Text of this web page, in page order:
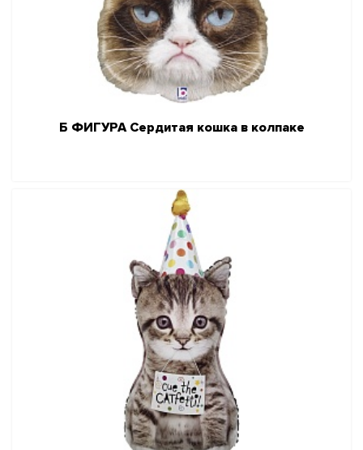
Б ФИГУРА Сердитая кошка в колпаке